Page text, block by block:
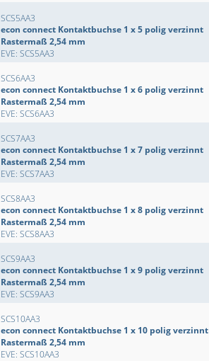
SCS5AA3
econ connect Kontaktbuchse 1 x 5 polig verzinnt
Rastermaß 2,54 mm
EVE: SCS5AA3
SCS6AA3
econ connect Kontaktbuchse 1 x 6 polig verzinnt
Rastermaß 2,54 mm
EVE: SCS6AA3
SCS7AA3
econ connect Kontaktbuchse 1 x 7 polig verzinnt
Rastermaß 2,54 mm
EVE: SCS7AA3
SCS8AA3
econ connect Kontaktbuchse 1 x 8 polig verzinnt
Rastermaß 2,54 mm
EVE: SCS8AA3
SCS9AA3
econ connect Kontaktbuchse 1 x 9 polig verzinnt
Rastermaß 2,54 mm
EVE: SCS9AA3
SCS10AA3
econ connect Kontaktbuchse 1 x 10 polig verzinnt
Rastermaß 2,54 mm
EVE: SCS10AA3